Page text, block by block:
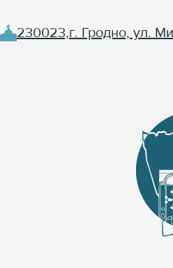
230023,г. Гродно, ул.